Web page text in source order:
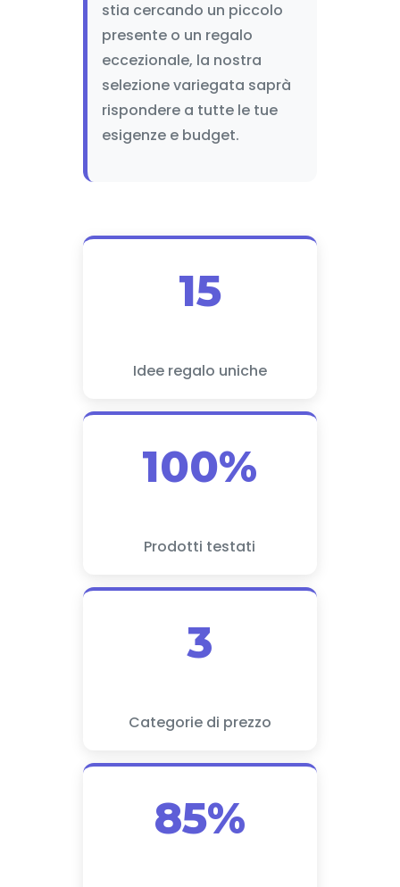
stia cercando un piccolo
presente o un regalo
eccezionale, la nostra
selezione variegata saprà
rispondere a tutte le tue
esigenze e budget.
15
Idee regalo uniche
100%
Prodotti testati
3
Categorie di prezzo
85%